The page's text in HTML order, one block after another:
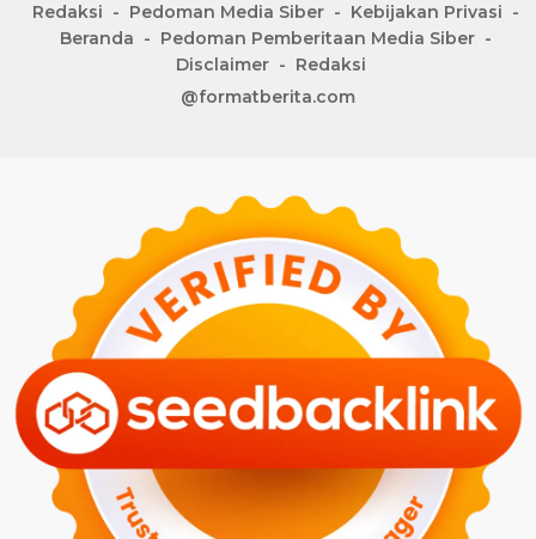
Redaksi Pedoman Media Siber
Kebijakan Privasi
Beranda
Pedoman Pemberitaan Media Siber
Disclaimer
Redaksi
@formatberita.com